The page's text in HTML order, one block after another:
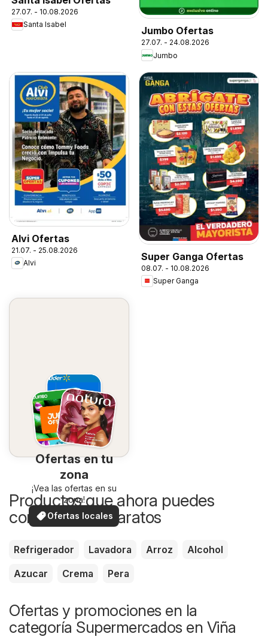
27.07. - 10.08.2026
Santa Isabel
Jumbo Ofertas
27.07. - 24.08.2026
Jumbo
Alvi Ofertas
21.07. - 25.08.2026
Alvi
Super Ganga Ofertas
08.07. - 10.08.2026
Super Ganga
Ofertas en tu
zona
¡Vea las ofertas en su
zona!
Ofertas locales
Productos que ahora puedes
comprar más baratos
Refrigerador Lavadora Arroz
Alcohol
Azucar
Crema Pera
Ofertas y promociones en la
categoría Supermercados en Viña